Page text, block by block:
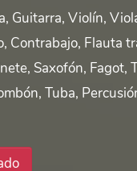
Guitarra, Violín,
Contrabajo, Flauta
Saxofón, Fagot,
Tuba,